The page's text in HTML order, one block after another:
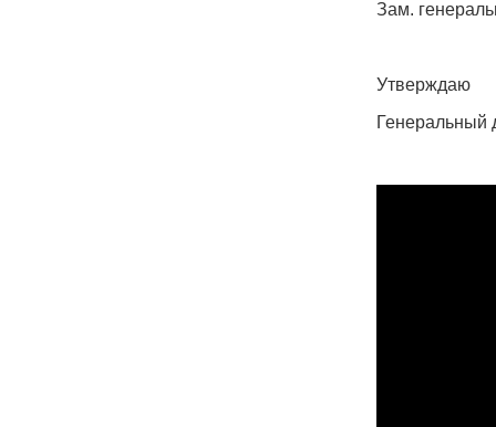
Зам.
Утверждаю
Генеральный